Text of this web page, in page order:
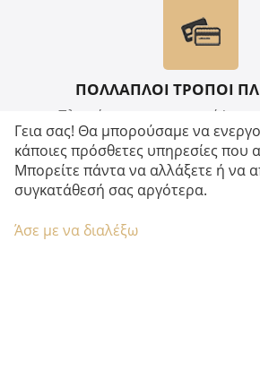
ΠΟΛΛΑΠΛΟΙ ΤΡΟΠΟΙ
Πληρώστε με πιστωτική/
Paypal, κατάθεση σε τραπεζικό
αντικαταβολή
Γεια σας! Θα μπορούσαμε να
κάποιες πρόσθετες υπηρεσίες που
Μπορείτε πάντα να αλλάξετε ή να
συγκατάθεσή σας αργότερα.
Άσε με να διαλέξω